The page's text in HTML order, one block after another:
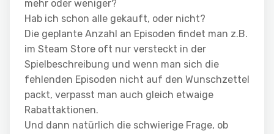
mehr oder weniger?
Hab ich schon alle gekauft, oder nicht?
Die geplante Anzahl an Episoden findet man z.B.
im Steam Store oft nur versteckt in der
Spielbeschreibung und wenn man sich die
fehlenden Episoden nicht auf den Wunschzettel
packt, verpasst man auch gleich etwaige
Rabattaktionen.
Und dann natürlich die schwierige Frage, ob